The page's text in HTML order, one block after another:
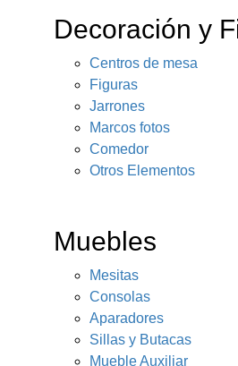
Decoración y
Centros de mesa
Figuras
Jarrones
Marcos fotos
Comedor
Otros Elementos
Muebles
Mesitas
Consolas
Aparadores
Sillas y Butacas
Mueble Auxiliar